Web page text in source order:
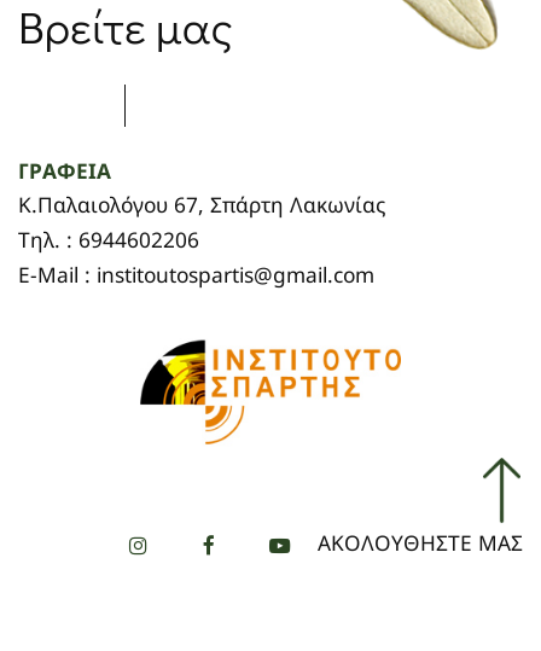
Βρείτε μας
ΓΡΑΦΕΙΑ
Κ.Παλαιολόγου 67, Σπάρτη Λακωνίας
Τηλ. : 6944602206
E-Mail : institoutospartis@gmail.com
ΑΚΟΛΟΥΘΗΣΤΕ ΜΑΣ